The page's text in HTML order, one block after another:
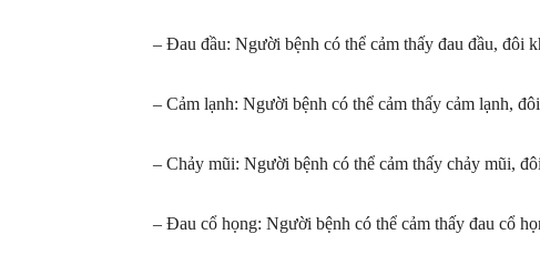
– Đau đầu: Người bệnh có thể cảm thấy đau đầu, đôi
– Cảm lạnh: Người bệnh có thể cảm thấy cảm lạnh,
– Chảy mũi: Người bệnh có thể cảm thấy chảy mũi,
– Đau cổ họng: Người bệnh có thể cảm thấy đau cổ